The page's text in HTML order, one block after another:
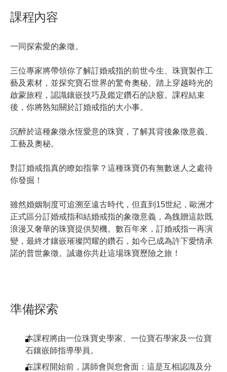
課程內容
一同探索愛的象徵。​
三位專家將帶領你了解訂婚戒指的前世今生、珠寶製作工
藝及素材，並探究寶石世界的驚奇奧秘。踏上穿越時光的
啟蒙旅程，認識鑲嵌技巧及鑑定鑽石的訣竅。課程結束
後，你將熟知關於訂婚戒指的大小事。​
沉醉於這種象徵永恆愛意的珠寶，了解其背後象徵意義、
工藝及奧秘。​
對訂婚戒指真的瞭如指掌？這種珠寶仍有無數迷人之處待
你發掘！​
雖然婚姻制度可追溯至遠古時代，但直到15世紀，歐洲才
正式區分訂婚戒指和結婚戒指的象徵意義，為餽贈這款既
浪漫又奢華的珠寶提供契機。數百年來，訂婚戒指一再演
變，最終才鑲嵌璀璨閃耀的鑽石，如今已成為許下愛情承
諾的普世象徵。誠邀你共赴這場珠寶歷險之旅！
準備探索
本課程將由一位珠寶史學家、一位寶石學家及一位寶
石鑲嵌師指導學員。
在課程開始前，講師會與您會面：這是互相認識及分